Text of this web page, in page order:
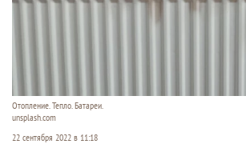
Отопление. Тепло. Батареи.
unsplash.com
22 сентября 2022 в 11:18